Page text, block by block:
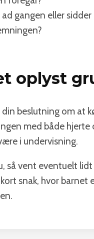
gangen eller
oplyst
beslutning om at
med både hjerte
i undervisning.
så vent eventuelt
snak, hvor barnet